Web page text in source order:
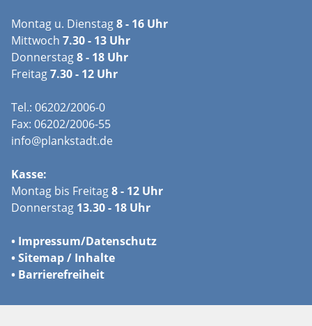
Montag u. Dienstag8 - 16 Uhr
Mittwoch 7.30 - 13 Uhr
Donnerstag8 - 18 Uhr
Freitag7.30 - 12 Uhr
Tel.: 06202/2006-0
Fax: 06202/2006-55
info@plankstadt.de
Kasse:
Montag bis Freitag8 - 12 Uhr
Donnerstag 13.30 - 18 Uhr
• Impressum/Datenschutz
•Sitemap / Inhalte
• Barrierefreiheit